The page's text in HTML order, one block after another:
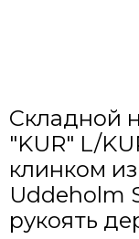
Складной
"KUR" L/
клинком
Uddeholm
рукоять